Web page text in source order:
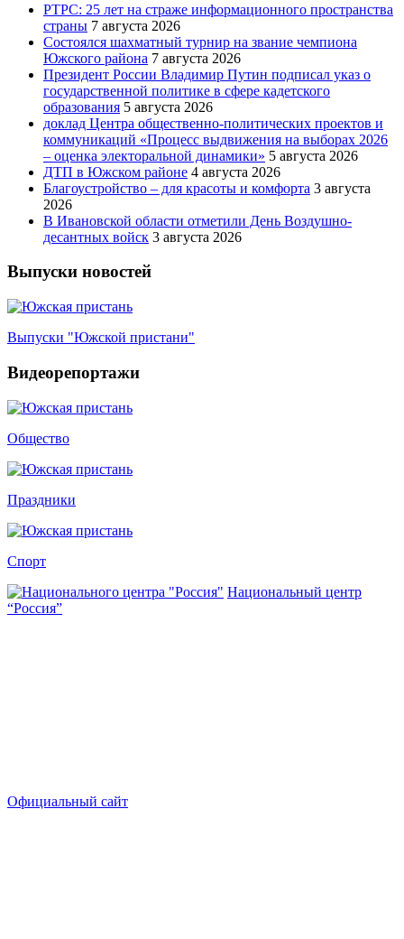
РТРС: 25 лет на страже информационного пространства
страны 7 августа 2026
Состоялся шахматный турнир на звание чемпиона
Южского района 7 августа 2026
Президент России Владимир Путин подписал указ о
государственной политике в сфере кадетского
образования 5 августа 2026
доклад Центра общественно-политических проектов и
коммуникаций «Процесс выдвижения на выборах 2026
– оценка электоральной динамики» 5 августа 2026
ДТП в Южском районе 4 августа 2026
Благоустройство – для красоты и комфорта 3 августа
2026
В Ивановской области отметили День Воздушно-
десантных войск 3 августа 2026
Выпуски новостей
Выпуски "Южской пристани"
Видеорепортажи
Общество
Праздники
Спорт
Национальный центр
“Россия”
Официальный сайт